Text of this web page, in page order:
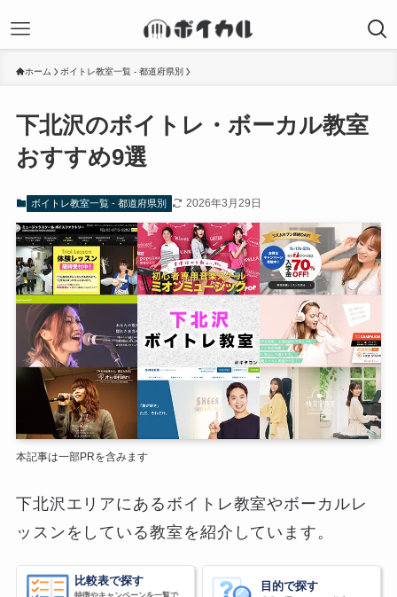
ホーム ボイトレ教室一覧 - 都道府県別
下北沢のボイトレ・ボーカル教室
おすすめ9選
ボイトレ教室一覧 - 都道府県別 2026年3月29日
本記事は一部PRを含みます
下北沢エリアにあるボイトレ教室やボーカルレ
ッスンをしている教室を紹介しています。
比較表で探す 目的で探す